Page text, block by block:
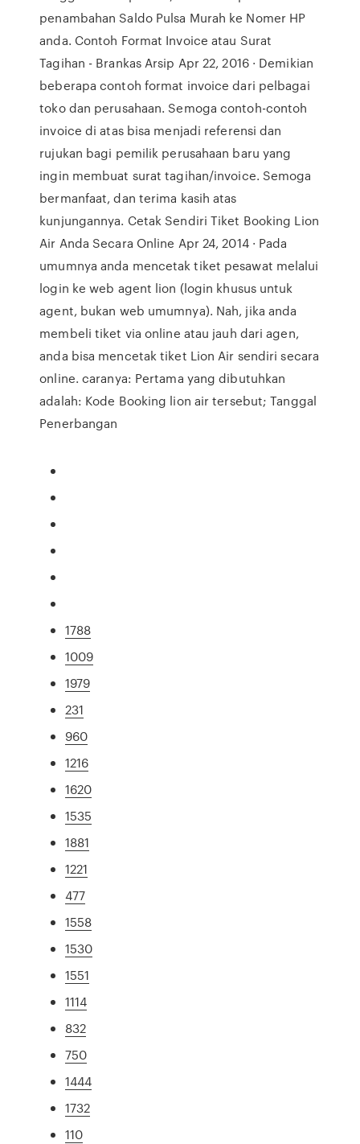
penambahan Saldo Pulsa Murah ke Nomer HP
anda. Contoh Format Invoice atau Surat
Tagihan - Brankas Arsip Apr 22, 2016 · Demikian
beberapa contoh format invoice dari pelbagai
toko dan perusahaan. Semoga contoh-contoh
invoice di atas bisa menjadi referensi dan
rujukan bagi pemilik perusahaan baru yang
ingin membuat surat tagihan/invoice. Semoga
bermanfaat, dan terima kasih atas
kunjungannya. Cetak Sendiri Tiket Booking Lion
Air Anda Secara Online Apr 24, 2014 · Pada
umumnya anda mencetak tiket pesawat melalui
login ke web agent lion (login khusus untuk
agent, bukan web umumnya). Nah, jika anda
membeli tiket via online atau jauh dari agen,
anda bisa mencetak tiket Lion Air sendiri secara
online. caranya: Pertama yang dibutuhkan
adalah: Kode Booking lion air tersebut; Tanggal
Penerbangan
1788
1009
1979
231
960
1216
1620
1535
1881
1221
477
1558
1530
1551
1114
832
750
1444
1732
110